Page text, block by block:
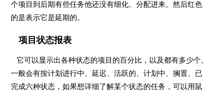
个项目到后期有些任务他还没有细化、分配进来。然后红色
的是表示它是延期的。
项目状态报表
它可以显示出各种状态的项目的百分比，以及都有多少个。
一般会有按计划进行中、延迟、活跃的、计划中、搁置、已
完成六种状态，如果想详细了解某个状态的任务，可以用鼠